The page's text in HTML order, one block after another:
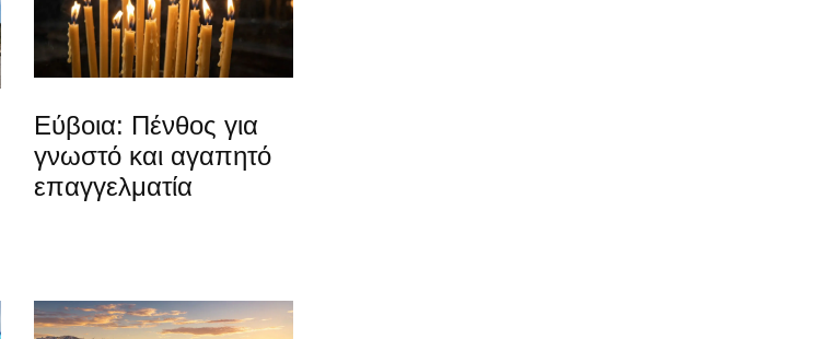
Εύβοια: Πένθος για
γνωστό και αγαπητό
επαγγελματία